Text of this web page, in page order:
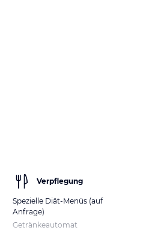
Verpflegung
Spezielle Diät-Menüs (auf
Anfrage)
Getränkeautomat